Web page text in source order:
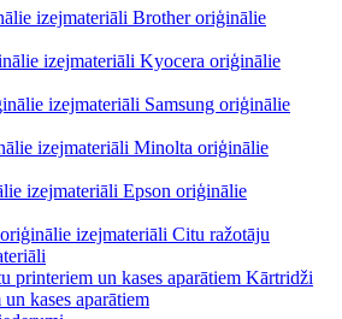
Brother oriģinālie
Kyocera oriģinālie
Samsung oriģinālie
Minolta oriģinālie
Epson oriģinālie
Citu ražotāju
Kārtridži
kases aparātiem